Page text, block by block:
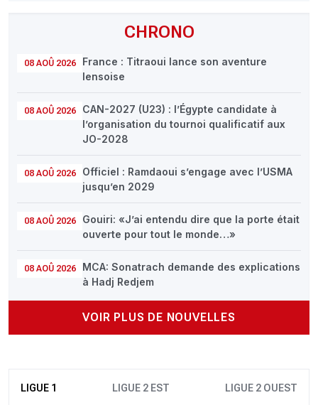
CHRONO
08 AOÛ 2026
France : Titraoui lance son aventure
lensoise
08 AOÛ 2026
CAN-2027 (U23) : l’Égypte candidate à
l’organisation du tournoi qualificatif aux
JO-2028
08 AOÛ 2026
Officiel : Ramdaoui s’engage avec l’USMA
jusqu’en 2029
08 AOÛ 2026
Gouiri: «J’ai entendu dire que la porte était
ouverte pour tout le monde…»
08 AOÛ 2026
MCA: Sonatrach demande des explications
à Hadj Redjem
VOIR PLUS DE NOUVELLES
LIGUE 1 LIGUE 2 EST LIGUE 2 OUEST